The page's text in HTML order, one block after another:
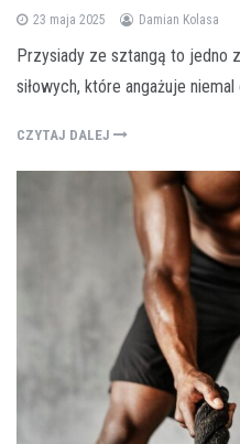
23 maja 2025 Damian Kolasa
Przysiady ze sztangą to jedno
siłowych, które angażuje niemal
CZYTAJ DALEJ